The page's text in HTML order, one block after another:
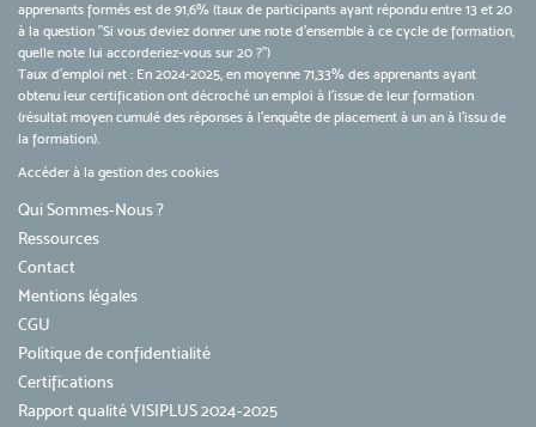
apprenants formés est de 91,6% (taux de participants ayant répondu entre 13 et 20
à la question "Si vous deviez donner une note d’ensemble à ce cycle de formation,
quelle note lui accorderiez-vous sur 20 ?")
Taux d’emploi net : En 2024-2025, en moyenne 71,33% des apprenants ayant
obtenu leur certification ont décroché un emploi à l'issue de leur formation
(résultat moyen cumulé des réponses à l'enquête de placement à un an à l'issu de
la formation).
Accéder à la gestion des cookies
Qui Sommes-Nous ?
Ressources
Contact
Mentions légales
CGU
Politique de confidentialité
Certifications
Rapport qualité VISIPLUS 2024-2025